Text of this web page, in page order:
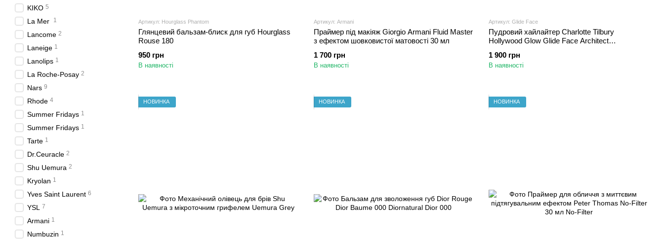
Артикул: Hourglass Phantom
Глянцевий бальзам-блиск для губ Hourglass
Rouse 180
950 грн
В наявності
Артикул: Armani
Праймер під макіяж Giorgio Armani Fluid Master
з ефектом шовковистої матовості 30 мл
1 700 грн
В наявності
Артикул: Glide Face
Пудровий хайлайтер Charlotte Tilbury
Hollywood Glow Glide Face Architect
1 900 грн
В наявності
НОВИНКА НОВИНКА НОВИНКА
KIKO 5
La Mer 1
Lancome 2
Laneige 1
Lanolips 1
La Roche-Posay 2
Nars 9
Rhode 4
Summer Fridays 1
Summer Fridays 1
Tarte 1
Dr.Ceuracle 2
Shu Uemura 2
Kryolan 1
Yves Saint Laurent 6
YSL 7
Armani 1
Numbuzin 1